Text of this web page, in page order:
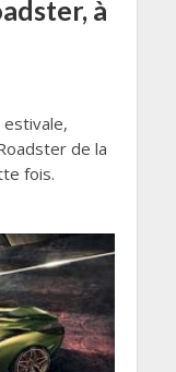
à
estivale,
de la
fois.